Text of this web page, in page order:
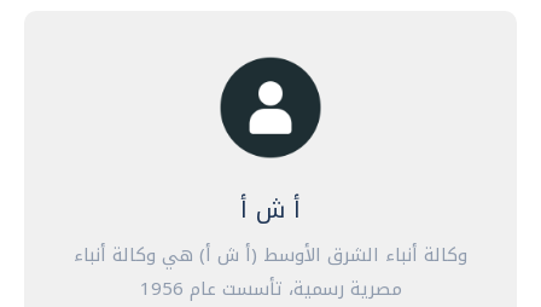
أ ش أ
وكالة أنباء الشرق الأوسط (أ ش أ) هي وكالة أنباء
مصرية رسمية، تأسست عام 1956